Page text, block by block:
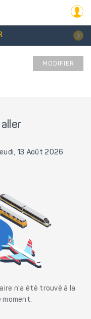
MODIFIER
13 Août 2026
n'a été trouvé à la
moment.